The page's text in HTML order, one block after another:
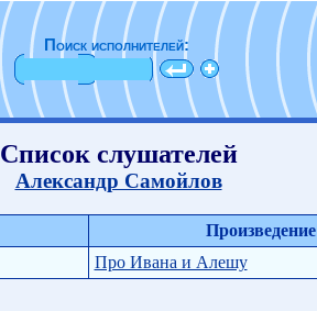
Поиск исполнителей:
Список слушателей
Александр Самойлов
Произведение
Про Ивана и Алешу